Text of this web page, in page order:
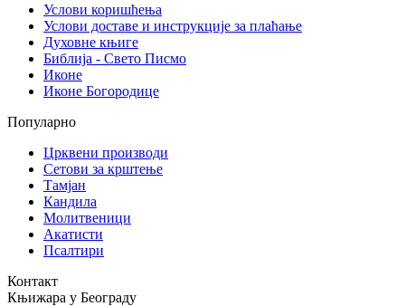
Услови коришћења
Услови доставе и инструкције за плаћање
Духовне књиге
Библија - Свето Писмо
Иконе
Иконе Богородице
Популарно
Црквени производи
Сетови за крштење
Тамјан
Кандила
Молитвеници
Акатисти
Псалтири
Контакт
Књижара у Београду